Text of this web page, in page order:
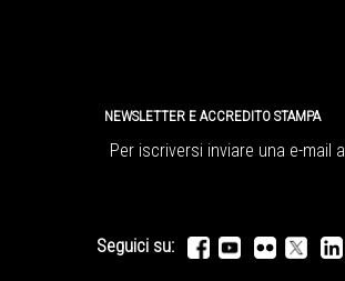
NEWSLETTER E ACCREDITO STAMPA
Per iscriversi inviare una e-mail a
Seguici su: